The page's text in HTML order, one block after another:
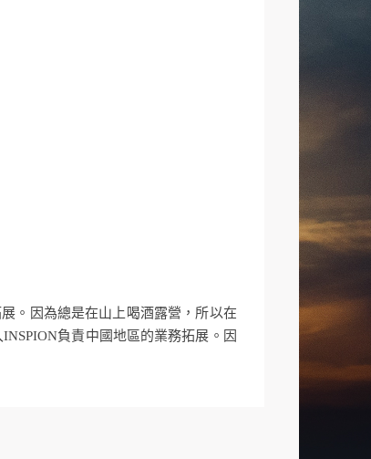
。因為總是在山上喝酒露營，所以在
負責中國地區的業務拓展。因